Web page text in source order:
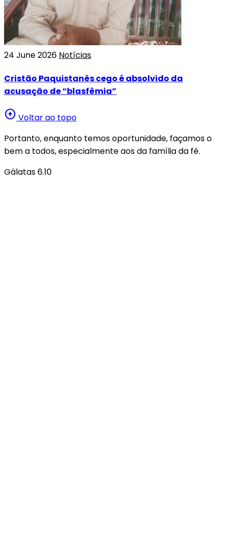
24 June 2026 Notícias
Cristão Paquistanês cego é absolvido da
acusação de “blasfêmia”
arrow_circle_up Voltar ao topo
Portanto, enquanto temos oportunidade, façamos o
bem a todos, especialmente aos da família da fé.
Gálatas 6.10